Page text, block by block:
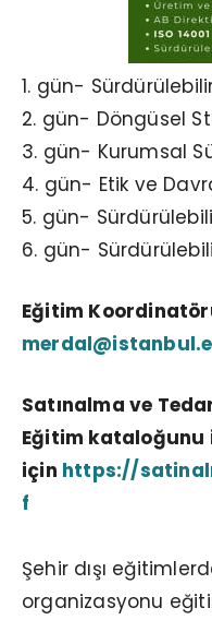
1. gün-
2. gün- Döngüsel
3. gün- Kurumsal
4. gün- Etik ve
5. gün-
6. gün-
Eğitim
Satınalma ve
Eğitim kataloğunu
için https://
f
Şehir dışı
organizasyonu